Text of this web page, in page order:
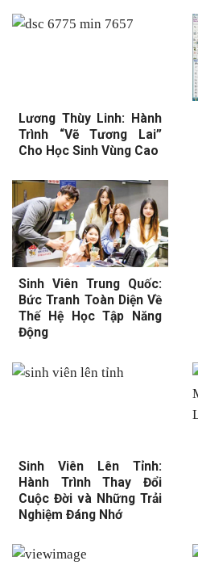
Lương Thùy Linh: Hành
Trình “Vẽ Tương Lai”
Cho Học Sinh Vùng Cao
Sinh Viên Trung Quốc:
Bức Tranh Toàn Diện Về
Thế Hệ Học Tập Năng
Động
Sinh Viên Lên Tỉnh:
Hành Trình Thay Đổi
Cuộc Đời và Những Trải
Nghiệm Đáng Nhớ